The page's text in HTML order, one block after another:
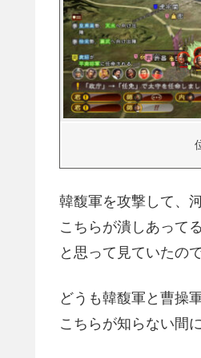
韓馥軍を攻撃して、
こちらが潰しあって
と思って見ていたの
どうも韓馥軍と曹操
こちらが知らない間